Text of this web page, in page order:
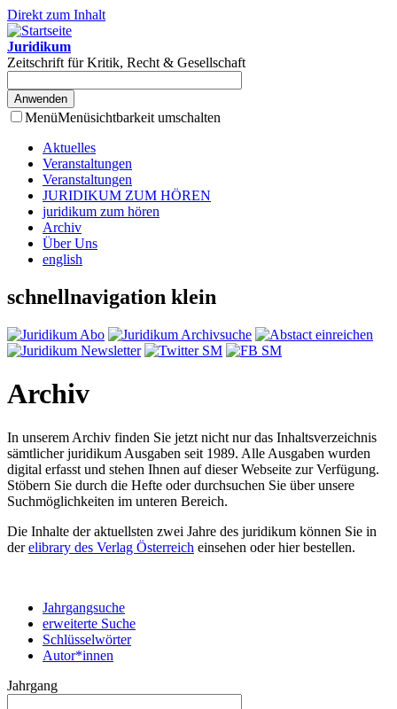
Direkt zum Inhalt
Juridikum
Zeitschrift für Kritik, Recht & Gesellschaft
MenüMenüsichtbarkeit umschalten
Aktuelles
Veranstaltungen
Veranstaltungen
JURIDIKUM ZUM HÖREN
juridikum zum hören
Archiv
Über Uns
english
schnellnavigation klein
Archiv
In unserem Archiv finden Sie jetzt nicht nur das Inhaltsverzeichnis
sämtlicher juridikum Ausgaben seit 1989. Alle Ausgaben wurden
digital erfasst und stehen Ihnen auf dieser Webseite zur Verfügung.
Stöbern Sie durch die Hefte oder durchsuchen Sie über unsere
Suchmöglichkeiten im unteren Bereich.
Die Inhalte der aktuellsten zwei Jahre des juridikum können Sie in
derelibrary des Verlag Österreich einsehen oder hier bestellen.
Jahrgangsuche
erweiterte Suche
Schlüsselwörter
Autor*innen
Jahrgang